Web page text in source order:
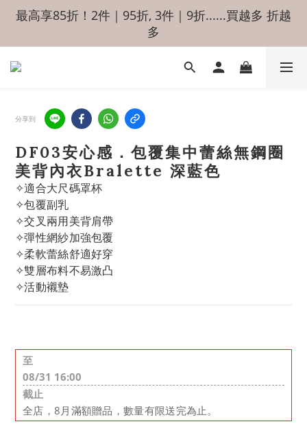
最高享85折！2件｜95折, 3件｜9折......買越多 折越
多
分享到
DF03安心感．包覆集中蕾絲無鋼圈
美背內衣Bralette 深藍色
✧適合大尺碼罩杯
✧包覆副乳
✧交叉兩用美背肩帶
✧彈性網紗加強包覆
✧柔軟蕾絲舒適好穿
✧雙層布料不易激凸
✧活動襯墊
至
08/31 16:00
截止
全店，8月滿額贈品，數量有限送完為止。